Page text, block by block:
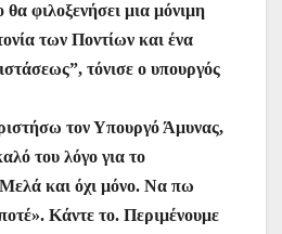
φιλοξενήσει μια μόνιμη
των Ποντίων και ένα
τόνισε ο υπουργός
τον Υπουργό Άμυνας,
του λόγο για το
και όχι μόνο. Να πω
Κάντε το. Περιμένουμε